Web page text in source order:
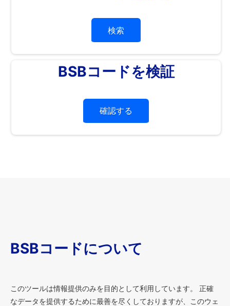
検索
BSBコードを検証
確認する
BSBコードについて
このツールは情報提供のみを目的として利用しています。 正確
なデータを提供するために最善を尽くしておりますが、このウェ